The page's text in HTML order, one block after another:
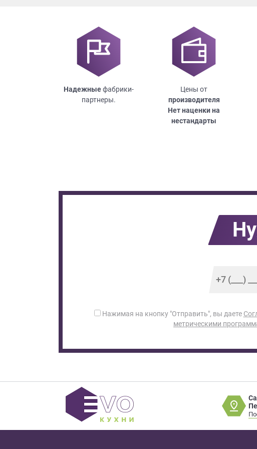
Надежныефабрики-
партнеры.
Цены от
производителя
Нет наценки на
нестандарты
Нажимая на кнопку "Отправить", вы даете
метрическими